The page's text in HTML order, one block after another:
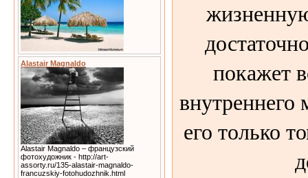
Alastair Magnaldo
Alastair Magnaldo – французский
фотохудожник - http://art-
assorty.ru/135-alastair-magnaldo-
francuzskiy-fotohudozhnik.html
покажет
его только